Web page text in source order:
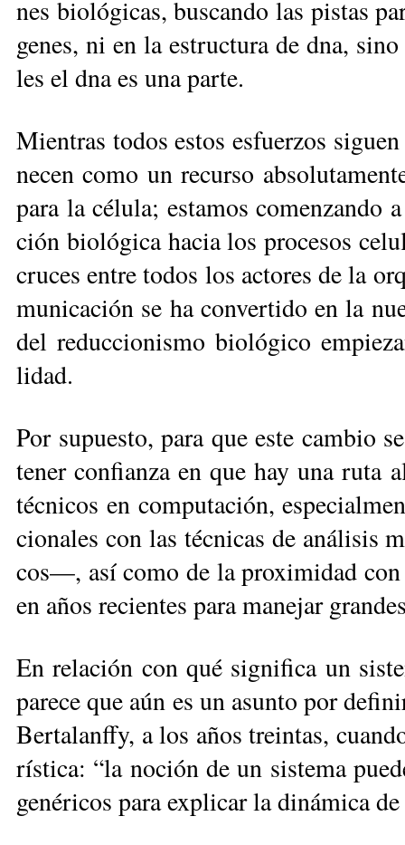
nes bio­ló­gi­cas, bus­can­do las pis­tas
ge­nes, ni en la es­truc­tu­ra de dna,
les el dna es una par­te.
Mien­tras to­dos es­tos es­fuer­zos
ne­cen co­mo un re­cur­so
pa­ra la cé­lu­la; es­ta­mos
ción bio­ló­gi­ca ha­cia los pro­ce­sos
cru­ces en­tre to­dos los ac­to­res de la
mu­ni­ca­ción se ha con­ver­ti­do en la
del re­duc­cio­nis­mo bio­ló­gi­co
lidad.
Por su­pues­to, pa­ra que es­te cam­bio
te­ner con­fian­za en que hay una ru­ta
téc­ni­cos en com­pu­ta­ción,
cio­na­les con las téc­ni­cas de
cos—, así co­mo de la pro­xi­mi­dad
en años re­cien­tes pa­ra ma­ne­jar
En re­la­ción con qué sig­ni­fi­ca un
pa­re­ce que aún es un asun­to por
Ber­ta­lanffy, a los años trein­tas,
rís­ti­ca: “la no­ción de un sis­te­ma
ge­né­ri­cos pa­ra ex­pli­car la di­ná­mi­ca